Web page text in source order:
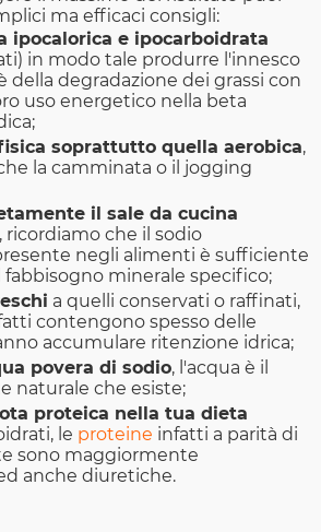
ma efficaci consigli:
ipocalorica e ipocarboidrata
in modo tale produrre l'innesco
della degradazione dei grassi con
uso energetico nella beta
soprattutto quella aerobica,
la camminata o il jogging
il sale da cucina
ricordiamo che il sodio
negli alimenti è sufficiente
fabbisogno minerale specifico;
a quelli conservati o raffinati,
contengono spesso delle
accumulare ritenzione idrica;
povera di sodio, l'acqua è il
naturale che esiste;
proteica nella tua dieta
le proteine infatti a parità di
sono maggiormente
anche diuretiche.